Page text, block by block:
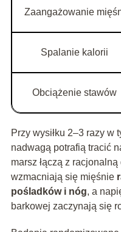
Zaangażowanie
Spalanie kalorii
Obciążenie stawów
Przy wysiłku 2–3 razy w
nadwagą potrafią tracić
marsz łączą z
wzmacniają się mięśnie
pośladków i nóg, a
barkowej zaczynają się